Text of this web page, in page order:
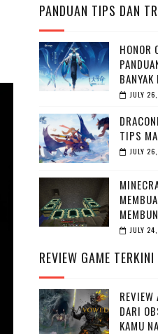
PANDUAN TIPS DAN
HONOR
BANYAK
JULY
TIPS
JULY
JULY
REVIEW GAME TERKINI
REVIEW
DARI
KAMU